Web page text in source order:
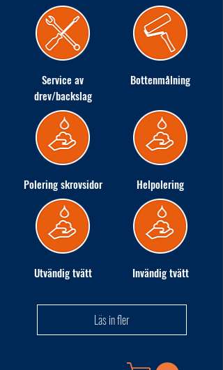
Service av
drev/backslag
Bottenmålning
Polering skrovsidor Helpolering
Utvändig tvätt Invändig tvätt
Läs in fler